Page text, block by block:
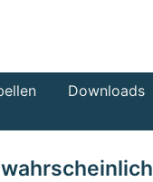
Downloads